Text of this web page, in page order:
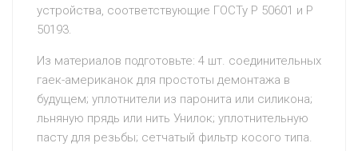
устройства, соответствующие ГОСТу Р 50601 и Р
50193.
Из материалов подготовьте: 4 шт. соединительных
гаек-американок для простоты демонтажа в
будущем; уплотнители из паронита или силикона;
льняную прядь или нить Унилок; уплотнительную
пасту для резьбы; сетчатый фильтр косого типа.